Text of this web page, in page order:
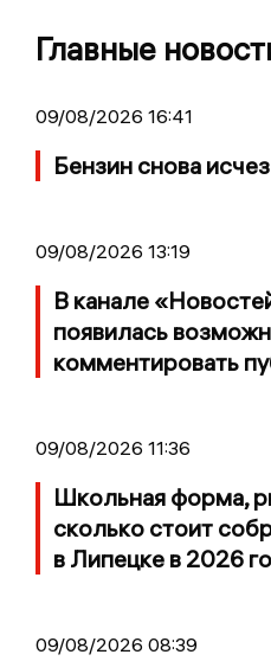
Главные
09/08/2026 16:41
Бензин снова
09/08/2026 13:19
В канале
появилась
комментировать
09/08/2026 11:36
Школьная форма,
сколько стоит
в Липецке в 2026
09/08/2026 08:39